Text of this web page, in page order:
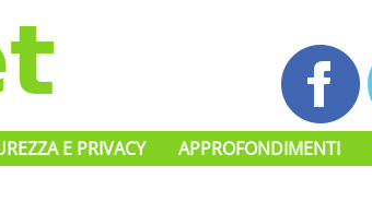
E PRIVACY APPROFONDIMENTI